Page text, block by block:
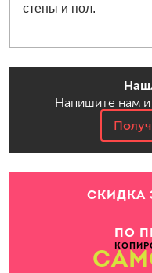
стены и пол.
Напишите нам и
СКИДКА
ПО